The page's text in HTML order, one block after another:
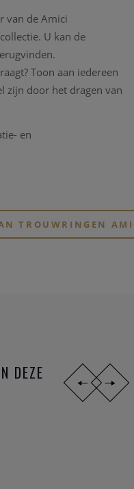
van de Amici
U kan de
Toon aan iedereen
zijn door het dragen van
en
je eindelijk, na zoveel
TROUWRINGEN
DEZE